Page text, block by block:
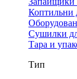
Коптильни
Сушилки
Тара и
Тип